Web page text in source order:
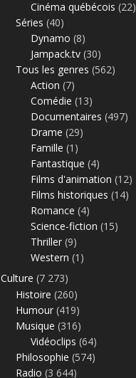
Cinéma québécois (22)
Séries (40)
Dynamo (8)
Jampack.tv (30)
Tous les genres (562)
Action (7)
Comédie (13)
Documentaires (497)
Drame (29)
Famille (1)
Fantastique (4)
Films d'animation (12)
Films historiques (14)
Romance (4)
Science-fiction (15)
Thriller (9)
Western (1)
Culture (7 273)
Histoire (260)
Humour (419)
Musique (316)
Vidéoclips (64)
Philosophie (574)
Radio (3 644)